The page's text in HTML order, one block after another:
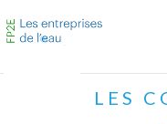
LES